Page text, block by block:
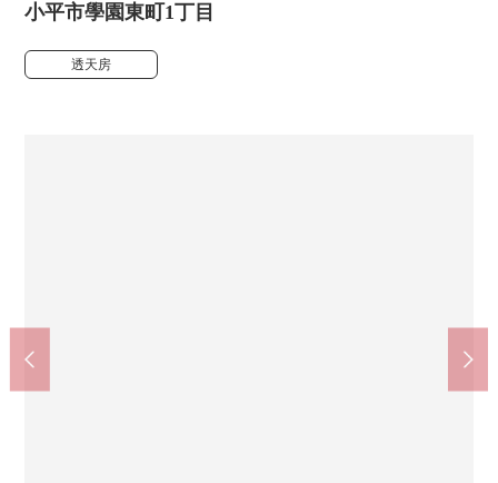
小平市學園東町1丁目
透天房